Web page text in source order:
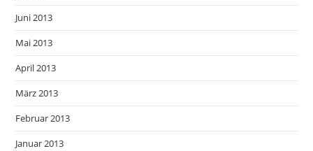
Juni 2013
Mai 2013
April 2013
März 2013
Februar 2013
Januar 2013